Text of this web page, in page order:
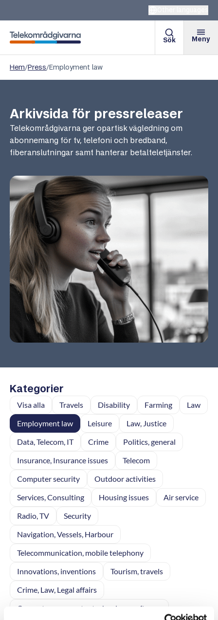
Telekområdgivarna
Sök Meny
Hem/Press/Employment law
Arkivsida för pressreleaser
Telekområdgivarna ger opartisk vägledning om
abonnemang för tv, telefoni och bredband,
fiberanslutningar samt hanterar betalteletjänster.
Kategorier
Visa alla Travels Disability Farming
Law
Employment law
Leisure
Law, Justice
Data, Telecom, IT
Crime
Politics, general
Insurance, Insurance issues
Telecom
Computer security
Outdoor activities
Services, Consulting
Housing issues
Air service
Radio, TV
Security
Navigation, Vessels, Harbour
Telecommunication, mobile telephony
Innovations, inventions
Tourism, travels
Crime, Law, Legal affairs
Computers, computer technology, software